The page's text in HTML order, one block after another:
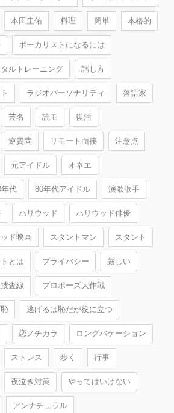
本田圭佑 料理 簡単 本格的
ボーカリストになるには
タルトレーニング 話し方
ラジオパーソナリティ 落語家
芸名 読モ 復活
逆質問 リモート面接 注意点
元アイドル オネエ
代 80年代アイドル 演歌歌手
ハリウッド ハリウッド俳優
ド映画 スタントマン スタント
とは プライバシー 厳しい
査線 プロポーズ大作戦
逃げるは恥だが役に立つ
恋ノチカラ ロングバケーション
ストレス 歩く 行事
夜泣き対策 やってはいけない
アンナチュラル